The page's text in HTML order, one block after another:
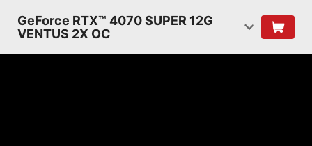
GeForce RTX™ 4070 SUPER 12G
VENTUS 2X OC